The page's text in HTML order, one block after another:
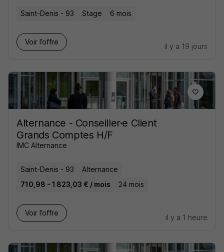
Saint-Denis - 93 Stage 6 mois
Voir l’offre
il y a 19 jours
Alternance - Conseiller·e Client
Grands Comptes H/F
IMC Alternance
Saint-Denis - 93
Alternance
710,98 - 1 823,03 € / mois
24 mois
Voir l’offre
il y a 1 heure